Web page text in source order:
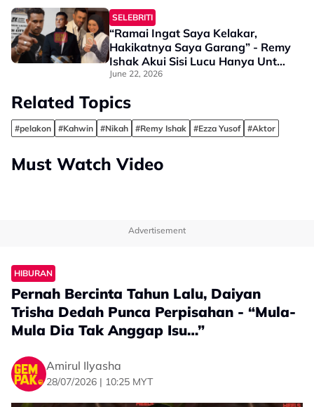
SELEBRITI
“Ramai Ingat Saya Kelakar,
Hakikatnya Saya Garang” - Remy
Ishak Akui Sisi Lucu Hanya Untuk
Isteri
June 22, 2026
Related Topics
#pelakon #Kahwin #Nikah #Remy Ishak #Ezza Yusof #Aktor
Must Watch Video
Advertisement
HIBURAN
Pernah Bercinta Tahun Lalu, Daiyan
Trisha Dedah Punca Perpisahan - “Mula-
Mula Dia Tak Anggap Isu…”
Amirul Ilyasha
28/07/2026 | 10:25 MYT